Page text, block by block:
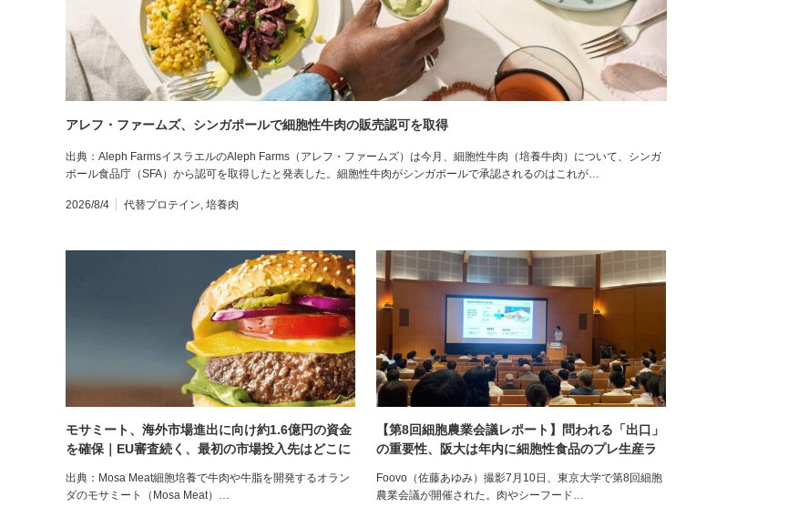
アレフ・ファームズ、シンガポールで細胞性牛肉の販売認可を取得
出典：Aleph FarmsイスラエルのAleph Farms（アレフ・ファームズ）は今月、細胞性牛肉（培養牛肉）について、シンガ
ポール食品庁（SFA）から認可を取得したと発表した。細胞性牛肉がシンガポールで承認されるのはこれが…
2026/8/4 代替プロテイン, 培養肉
モサミート、海外市場進出に向け約1.6億円の資金
を確保｜EU審査続く、最初の市場投入先はどこに
出典：Mosa Meat細胞培養で牛肉や牛脂を開発するオラン
ダのモサミート（Mosa Meat）…
【第8回細胞農業会議レポート】問われる「出口」
の重要性、阪大は年内に細胞性食品のプレ生産ラ
Foovo（佐藤あゆみ）撮影7月10日、東京大学で第8回細胞
農業会議が開催された。肉やシーフード…